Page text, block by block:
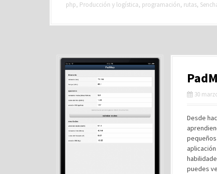
php, Producción y logística, programación, rutas,
30
Desde
puedes